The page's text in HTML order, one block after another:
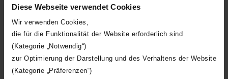
Diese Webseite verwendet Cookies
Wir verwenden Cookies,
die für die Funktionalität der Website erforderlich sind
(Kategorie „Notwendig“)
zur Optimierung der Darstellung und des Verhaltens der Website
(Kategorie „Präferenzen“)